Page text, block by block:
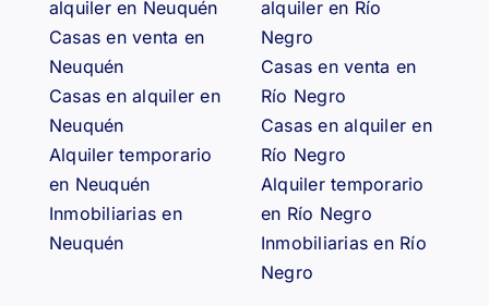
alquiler en Neuquén
Casas en venta en
Neuquén
Casas en alquiler en
Neuquén
Alquiler temporario
en Neuquén
Inmobiliarias en
Neuquén
alquiler en Río
Negro
Casas en venta en
Río Negro
Casas en alquiler en
Río Negro
Alquiler temporario
en Río Negro
Inmobiliarias en Río
Negro